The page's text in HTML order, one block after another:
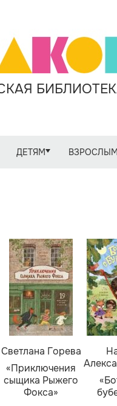
ДЕТЯМ
Светлана Горева
«Приключения
сыщика Рыжего
Фокса»